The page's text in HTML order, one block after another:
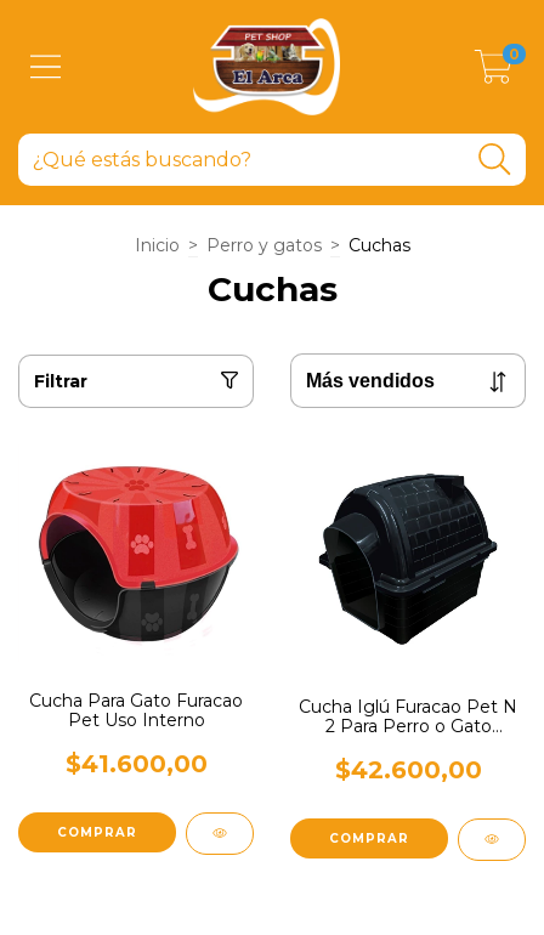
0
Inicio > Perro y gatos > Cuchas
Cuchas
Filtrar
Cucha Para Gato Furacao
Pet Uso Interno
$41.600,00
COMPRAR
Cucha Iglú Furacao Pet N
2 Para Perro o Gato
$42.600,00
COMPRAR